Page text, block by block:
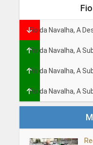
Fio da Navalha, A
Fio da Navalha, A
Fio da Navalha, A
Fio da Navalha, A